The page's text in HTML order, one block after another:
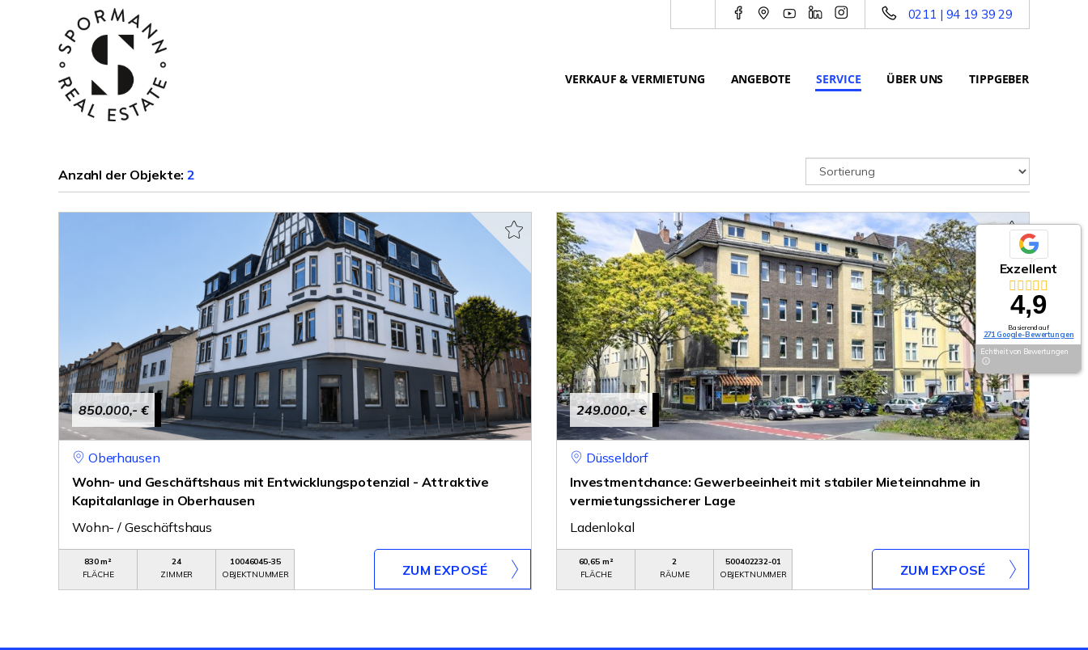
0211 | 94 19 39 29
VERKAUF & VERMIETUNG ANGEBOTE SERVICE ÜBER UNS TIPPGEBER
Anzahl der Objekte:2
850.000,- €
Oberhausen
Wohn- und Geschäftshaus mit Entwicklungspotenzial - Attraktive
Kapitalanlage in Oberhausen
Wohn- / Geschäftshaus
830 m²
FLÄCHE
24
ZIMMER
10046045-35
OBJEKTNUMMER
ZUM EXPOSÉ
249.000,- €
Düsseldorf
Investmentchance: Gewerbeeinheit mit stabiler Mieteinnahme in
vermietungssicherer Lage
Ladenlokal
60,65 m²
FLÄCHE
2
RÄUME
500402232-01
OBJEKTNUMMER
ZUM EXPOSÉ
Exzellent
4,9
Basierend auf
271 Google-Bewertungen
Echtheit von Bewertungen